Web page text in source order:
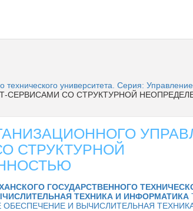
технического университета. Серия:
СЕРВИСАМИ СО СТРУКТУРНОЙ
СТРУКТУРНОЙ
ГОСУДАРСТВЕННОГО
ТЕХНИКА И ИНФОРМАТИКА
И ВЫЧИСЛИТЕЛЬНАЯ